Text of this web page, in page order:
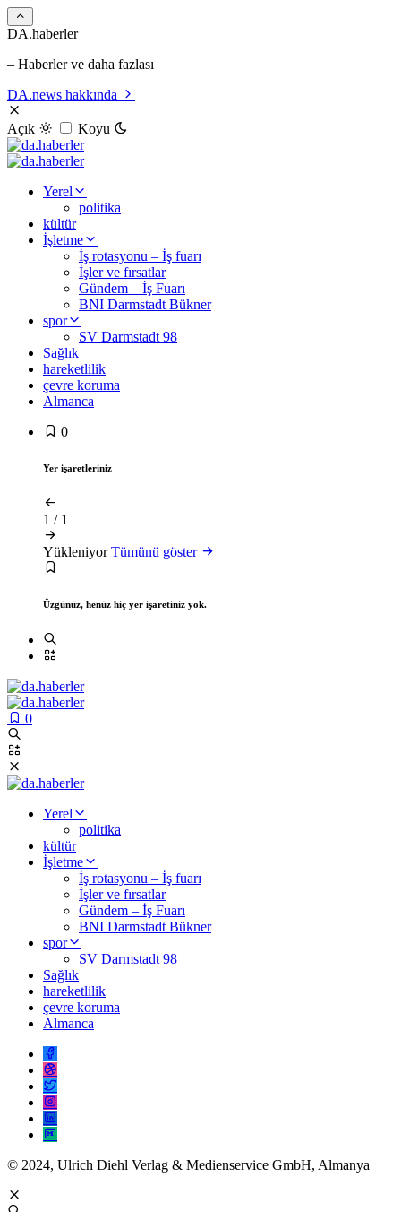
DA.haberler
– Haberler ve daha fazlası
DA.news hakkında
Açık Koyu
Yerel
politika
kültür
İşletme
İş rotasyonu – İş fuarı
İşler ve fırsatlar
Gündem – İş Fuarı
BNI Darmstadt Bükner
spor
SV Darmstadt 98
Sağlık
hareketlilik
çevre koruma
Almanca
0
Yer işaretleriniz
1 / 1
YükleniyorTümünü göster
Üzgünüz, henüz hiç yer işaretiniz yok.
0
Yerel
politika
kültür
İşletme
İş rotasyonu – İş fuarı
İşler ve fırsatlar
Gündem – İş Fuarı
BNI Darmstadt Bükner
spor
SV Darmstadt 98
Sağlık
hareketlilik
çevre koruma
Almanca
© 2024, Ulrich Diehl Verlag & Medienservice GmbH, Almanya